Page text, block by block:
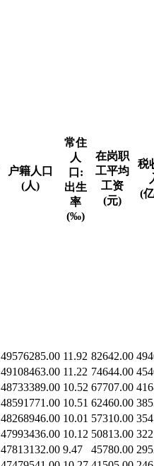
户籍人口
(人)
常住
人
口:
出生
率
(‰)
在岗职
工平均
工资
(元)
税
(
49576285.00 11.92 82642.00
49108463.00 11.22 74644.00
48733389.00 10.52 67707.00
48591771.00 10.51 62460.00
48268946.00 10.01 57310.00
47993436.00 10.12 50813.00
47813132.00 9.47 45780.00